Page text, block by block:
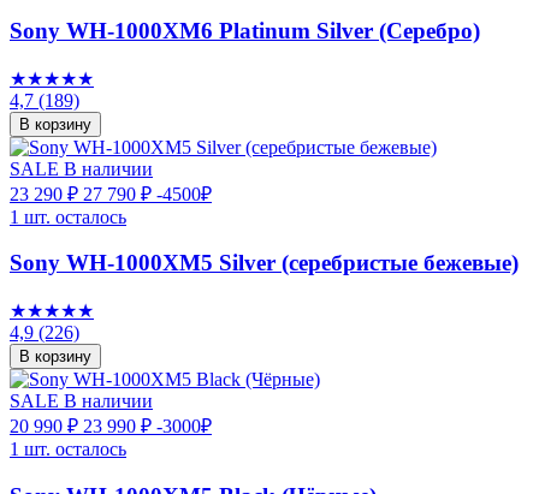
Sony WH-1000XM6 Platinum Silver (Серебро)
★★★★★
4,7 (189)
В корзину
SALE В наличии
23 290 ₽ 27 790 ₽ -4500₽
1 шт. осталось
Sony WH-1000XM5 Silver (серебристые бежевые)
★★★★★
4,9 (226)
В корзину
SALE В наличии
20 990 ₽ 23 990 ₽ -3000₽
1 шт. осталось